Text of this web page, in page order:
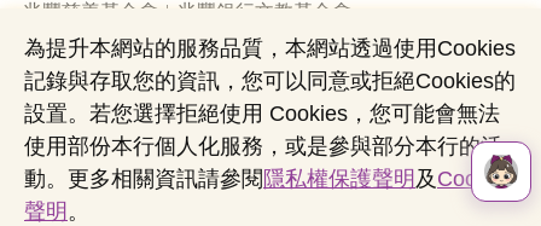
兆豐慈善基金會
兆豐銀行文教基金會
網站導覽 法定公開揭露事項
機構投資人盡職治理
隱私權聲明
共同行銷專區 國內外幣清算
營業人：兆豐國際商業銀行股份有限公司
營利事業統一編號：03705903
為提升本網站的服務品質，本網站透過使用Cookies
記錄與存取您的資訊，您可以同意或拒絕Cookies的
設置。若您選擇拒絕使用 Cookies，您可能會無法
使用部份本行個人化服務，或是參與部分本行的活
動。更多相關資訊請參閱 隱私權保護聲明 及 Cookies
聲明 。